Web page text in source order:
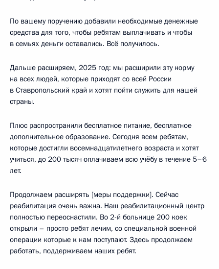
По вашему поручению добавили необходимые денежные
средства для того, чтобы ребятам выплачивать и чтобы
в семьях деньги оставались. Всё получилось.
Дальше расширяем, 2025 год: мы расширили эту норму
на всех людей, которые приходят со всей России
в Ставропольский край и хотят пойти служить для нашей
страны.
Плюс распространили бесплатное питание, бесплатное
дополнительное образование. Сегодня всем ребятам,
которые достигли восемнадцатилетнего возраста и хотят
учиться, до 200 тысяч оплачиваем всю учёбу в течение 5–6
лет.
Продолжаем расширять [меры поддержки]. Сейчас
реабилитация очень важна. Наш реабилитационный центр
полностью переоснастили. Во 2-й больнице 200 коек
открыли – просто ребят лечим, со специальной военной
операции которые к нам поступают. Здесь продолжаем
работать, поддерживаем наших ребят.